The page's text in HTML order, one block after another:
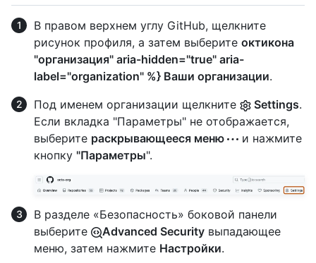
В правом верхнем углу GitHub, щелкните
рисунок профиля, а затем выберите октикона
"организация" aria-hidden="true" aria-
label="organization" %} Ваши организации.
Под именем организации щелкните
Settings.
Если вкладка "Параметры" не отображается,
выберите раскрывающееся меню
и нажмите
кнопку "Параметры".
В разделе «Безопасность» боковой панели
выберите
Advanced Security выпадающее
меню, затем нажмите Настройки.